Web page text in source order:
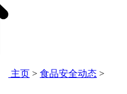
主页 > 食品安全动态 >